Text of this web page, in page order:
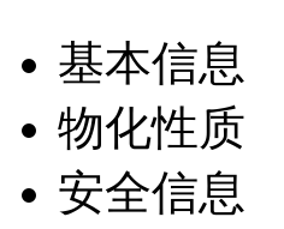
基本信息
物化性质
安全信息